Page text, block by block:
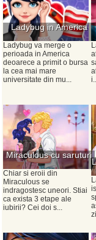
Ladybug in America
Ladybug va merge o
perioada in America
deoarece a primit o bursa
la cea mai mare
universitate din mu...
i...
Miraculous cu saruturi
Chiar si eroii din
Miraculous se
indragostesc uneori. Stiai
ca exista 3 etape ale
iubirii? Cei doi s...